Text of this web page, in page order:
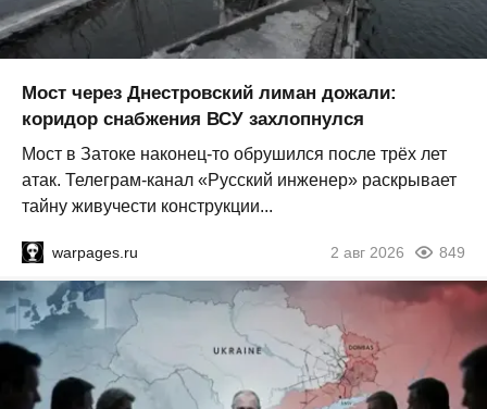
Мост через Днестровский лиман дожали:
коридор снабжения ВСУ захлопнулся
Мост в Затоке наконец-то обрушился после трёх лет
атак. Телеграм-канал «Русский инженер» раскрывает
тайну живучести конструкции...
warpages.ru 2 авг 2026 849